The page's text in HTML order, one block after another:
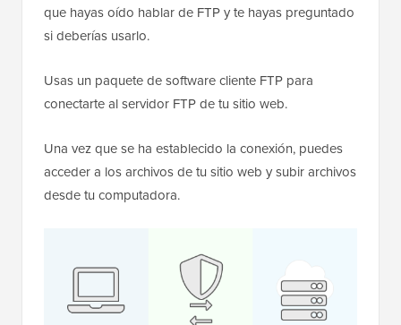
que hayas oído hablar de FTP y te hayas preguntado
si deberías usarlo.
Usas un paquete de software cliente FTP para
conectarte al servidor FTP de tu sitio web.
Una vez que se ha establecido la conexión, puedes
acceder a los archivos de tu sitio web y subir archivos
desde tu computadora.